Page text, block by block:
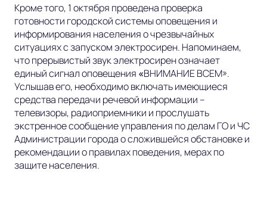
Кроме того, 1 октября проведена проверка
готовности городской системы оповещения и
информирования населения о чрезвычайных
ситуациях с запуском электросирен. Напоминаем,
что прерывистый звук электросирен означает
единый сигнал оповещения «ВНИМАНИЕ ВСЕМ».
Услышав его, необходимо включать имеющиеся
средства передачи речевой информации –
телевизоры, радиоприемники и прослушать
экстренное сообщение управления по делам ГО и ЧС
Администрации города о сложившейся обстановке и
рекомендации о правилах поведения, мерах по
защите населения.